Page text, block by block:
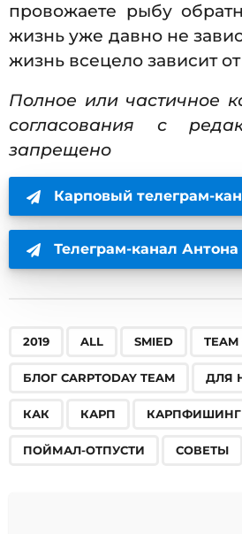
провожаете рыбу
жизнь уже давно не
жизнь всецело зависит
Полное или частичное
согласования с
запрещено
Карповый телеграм-
Телеграм-канал
2019 ALL SMIED TEAM
БЛОГ CARPTODAY TEAM ДЛЯ
КАК КАРП КАРПФИШИНГ
ПОЙМАЛ-ОТПУСТИ СОВЕТЫ